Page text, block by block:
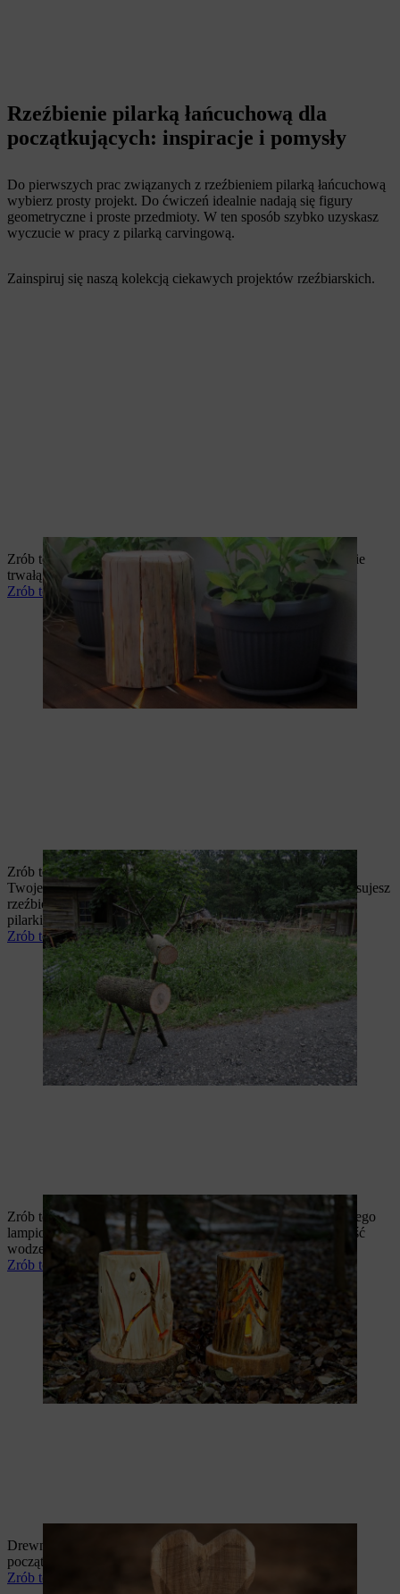
Rzeźbienie pilarką łańcuchową dla
początkujących: inspiracje i pomysły
Do pierwszych prac związanych z rzeźbieniem pilarką łańcuchową
wybierz prosty projekt. Do ćwiczeń idealnie nadają się figury
geometryczne i proste przedmioty. W ten sposób szybko uzyskasz
wyczucie w pracy z pilarką carvingową.
Zainspiruj się naszą kolekcją ciekawych projektów rzeźbiarskich.
Zrób to sam: własnoręcznie wykonana lampa drewniana będzie
trwałą dekoracją jesienno-zimową zdobiąc dom lub ogród.
Zrób to sam: drewniana dynia
Zrób to sam: drewniany renifer to sympatyczny mieszkaniec
Twojego ogrodu niezależnie od pory roku. Wprawdzie nie stosujesz
rzeźbienia carvingowego, ale wykonasz go również z pomocą
pilarki spalinowej.
Zrób to sam: drewniany renifer
Zrób to sam: podczas samodzielnego wykonywania drewnianego
lampionu będziesz mieć całkowitą swobodę dekorowania. Puść
wodze fantazji podczas cięcia.
Zrób to sam: drewniany lampion
Drewniane serce do samodzielnego wykonania jest dobre na
początek i świetne jako prezent dla ukochanej osoby.
Zrób to sam: drewniane serce